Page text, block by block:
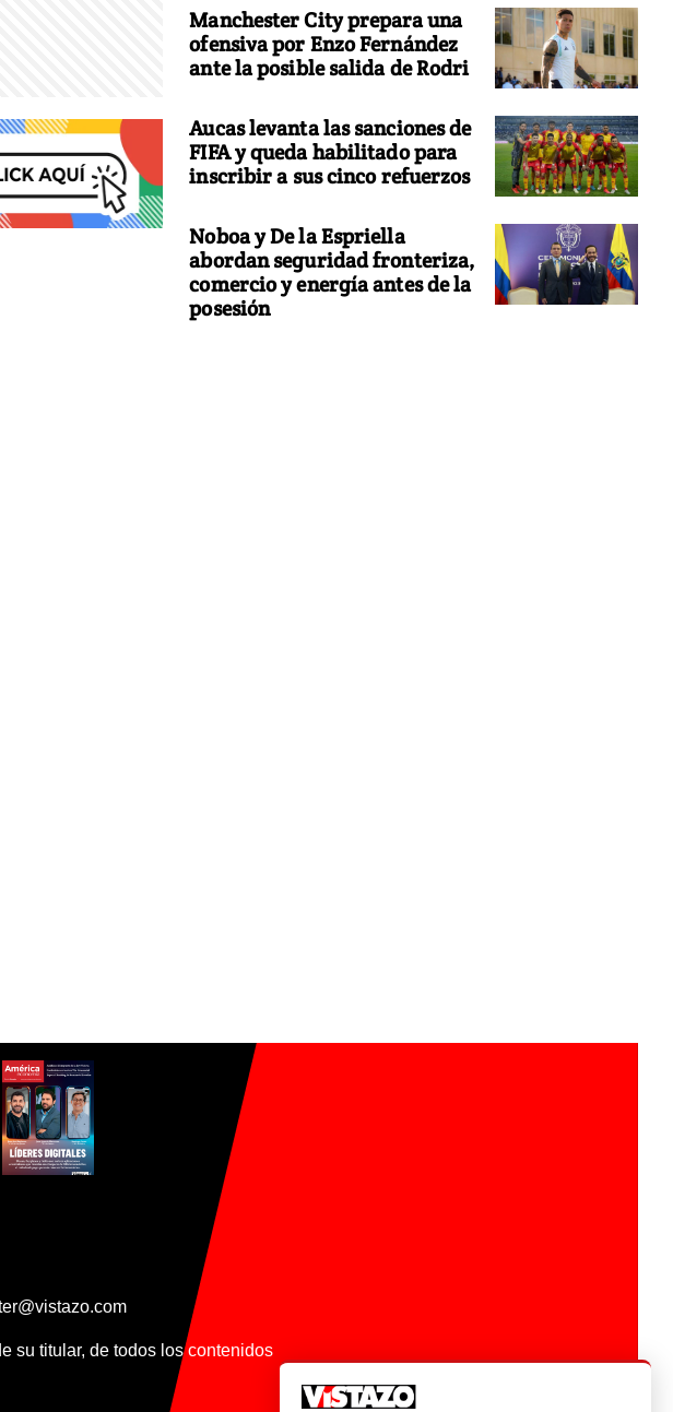
Manchester City prepara una
ofensiva por Enzo Fernández
ante la posible salida de Rodri
Aucas levanta las sanciones de
FIFA y queda habilitado para
inscribir a sus cinco refuerzos
Noboa y De la Espriella
abordan seguridad fronteriza,
comercio y energía antes de la
posesión
su titular, de todos los contenidos